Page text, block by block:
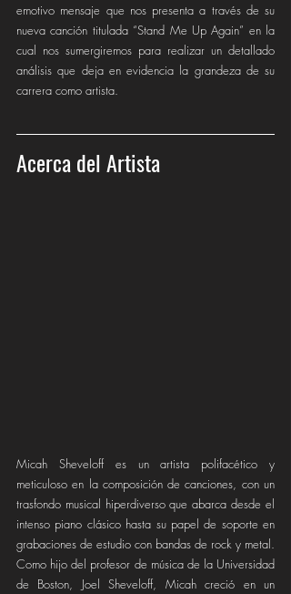
emotivo mensaje que nos presenta a través de su
nueva canción titulada “Stand Me Up Again” en la
cual nos sumergiremos para realizar un detallado
análisis que deja en evidencia la grandeza de su
carrera como artista.
Acerca del Artista
Micah Sheveloff es un artista polifacético y
meticuloso en la composición de canciones, con un
trasfondo musical hiperdiverso que abarca desde el
intenso piano clásico hasta su papel de soporte en
grabaciones de estudio con bandas de rock y metal.
Como hijo del profesor de música de la Universidad
de Boston, Joel Sheveloff, Micah creció en un